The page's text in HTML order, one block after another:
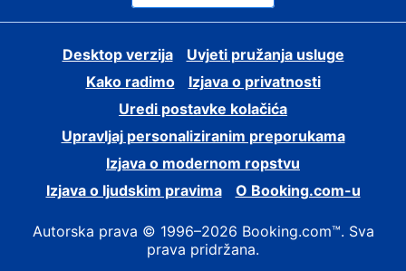
Desktop verzija
Uvjeti pružanja usluge
Kako radimo
Izjava o privatnosti
Uredi postavke kolačića
Upravljaj personaliziranim preporukama
Izjava o modernom ropstvu
Izjava o ljudskim pravima
O Booking.com-u
Autorska prava © 1996–2026 Booking.com™. Sva
prava pridržana.